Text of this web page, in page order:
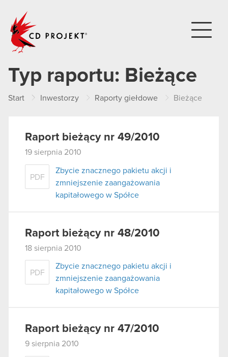
Typ raportu: Bieżące
Start Inwestorzy Raporty giełdowe Bieżące
Raport bieżący nr 49/2010
19 sierpnia 2010
PDF
Zbycie znacznego pakietu akcji i
zmniejszenie zaangażowania
kapitałowego w Spółce
Raport bieżący nr 48/2010
18 sierpnia 2010
PDF
Zbycie znacznego pakietu akcji i
zmniejszenie zaangażowania
kapitałowego w Spółce
Raport bieżący nr 47/2010
9 sierpnia 2010